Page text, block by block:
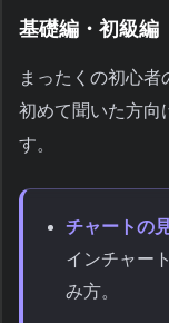
基礎編・初級編
まったくの初心
初めて聞いた方向
す。
チャートの
インチャー
み方。